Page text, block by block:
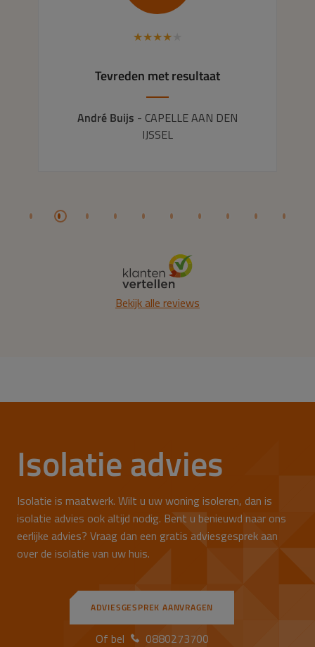
★★★★
Tevreden met resultaat
André Buijs - CAPELLE AAN DEN
IJSSEL
Bekijk alle reviews
Isolatie advies
Isolatie is maatwerk. Wilt u uw woning isoleren, dan is
isolatie advies ook altijd nodig. Bent u benieuwd naar ons
eerlijke advies? Vraag dan een gratis adviesgesprek aan
over de isolatie van uw huis.
ADVIESGESPREK AANVRAGEN
Of bel 0880273700